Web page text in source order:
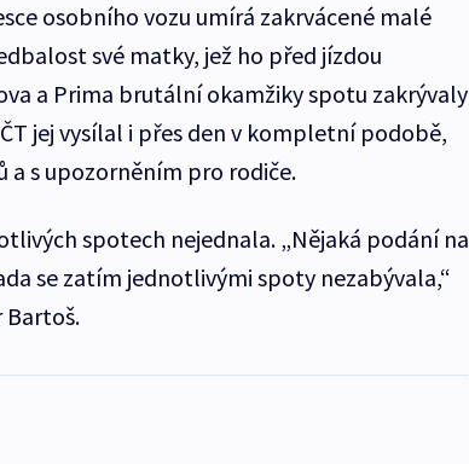
osobního vozu umírá zakrvácené malé
své matky, jež ho před jízdou
a Prima brutální okamžiky spotu zakrývaly
jej vysílal i přes den v kompletní podobě,
a s upozorněním pro rodiče.
spotech nejednala. „Nějaká podání na
se zatím jednotlivými spoty nezabývala,“
Bartoš.